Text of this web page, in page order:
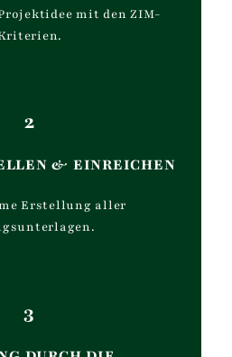
mit den ZIM-
2
& EINREICHEN
Erstellung aller
3